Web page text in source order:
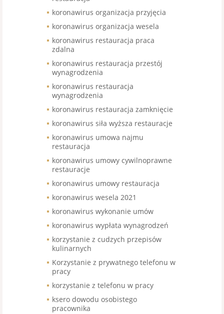
koronawirus organizacja przyjęcia
koronawirus organizacja wesela
koronawirus restauracja praca
zdalna
koronawirus restauracja przestój
wynagrodzenia
koronawirus restauracja
wynagrodzenia
koronawirus restauracja zamknięcie
koronawirus siła wyższa restauracje
koronawirus umowa najmu
restauracja
koronawirus umowy cywilnoprawne
restauracje
koronawirus umowy restauracja
koronawirus wesela 2021
koronawirus wykonanie umów
koronawirus wypłata wynagrodzeń
korzystanie z cudzych przepisów
kulinarnych
Korzystanie z prywatnego telefonu w
pracy
korzystanie z telefonu w pracy
ksero dowodu osobistego
pracownika